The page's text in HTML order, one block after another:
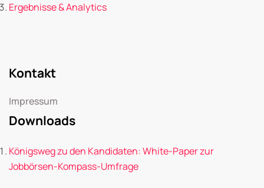
Ergebnisse & Analytics
Kontakt
Impressum
Downloads
Königsweg zu den Kandidaten: White-Paper zur
Jobbörsen-Kompass-Umfrage